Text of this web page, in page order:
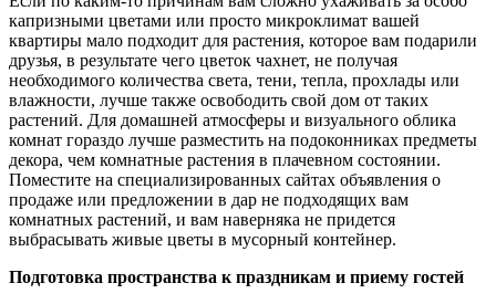
капризными цветами или просто микроклимат вашей
квартиры мало подходит для растения, которое вам подарили
друзья, в результате чего цветок чахнет, не получая
необходимого количества света, тени, тепла, прохлады или
влажности, лучше также освободить свой дом от таких
растений. Для домашней атмосферы и визуального облика
комнат гораздо лучше разместить на подоконниках предметы
декора, чем комнатные растения в плачевном состоянии.
Поместите на специализированных сайтах объявления о
продаже или предложении в дар не подходящих вам
комнатных растений, и вам наверняка не придется
выбрасывать живые цветы в мусорный контейнер.
Подготовка пространства к праздникам и приему гостей